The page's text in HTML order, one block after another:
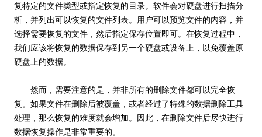
复特定的文件类型或指定恢复的目录。软件会对硬盘进行扫描分
析，并列出可以恢复的文件列表。用户可以预览文件的内容，并
选择需要恢复的文件，然后指定保存位置即可。在恢复过程中，
我们应该将恢复的数据保存到另一个硬盘或设备上，以免覆盖原
硬盘上的数据。
然而，需要注意的是，并非所有的删除文件都可以完全恢
复。如果文件在删除后被覆盖，或者经过了特殊的数据删除工具
处理，那么恢复的难度就会增加。因此，在删除文件后尽快进行
数据恢复操作是非常重要的。